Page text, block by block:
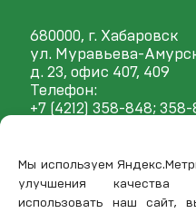
Мы используем
улучшения качества
использовать наш сайт,
680000, г. Хабаровск
ул. Муравьева-
д. 23, офис 407, 409
Телефон:
+7 (4212) 358-848; 358-